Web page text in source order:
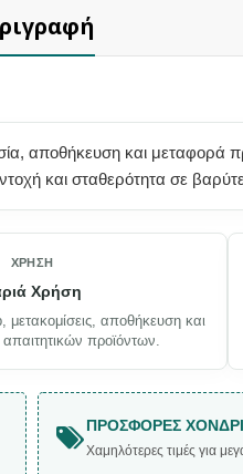
αποθήκευση και μεταφορά
και σταθερότητα σε
ΧΡΉΣΗ
Χρήση
μετακομίσεις, αποθήκευση και
προϊόντων.
ΠΡΟΣΦΟΡΈΣ
Χαμηλότερες τιμές για